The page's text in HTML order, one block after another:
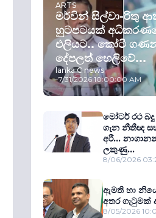
ARTS
මර්වින් සිල්වා-රිතු
හුටපටයක්
එලියට.. කෝටි
දේපලත් හෙලිවේ...
lanka C news
-7/31/2026 10:00:00 AM
මෝටර් රථ බදු
ගැන නීතීඥ
අරී...
ලකුණු...
8/06/2026
ඇමති හා
අතර ගැටුමක්
8/05/2026